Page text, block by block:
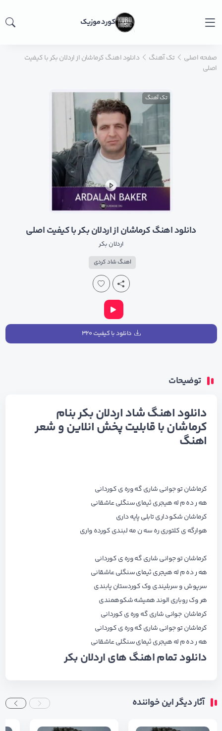
کورد موزیک
صفحه اصلی تک آهنگ
دانلود اهنگ کرماشان از اردلان بکر با کیفیت
اصلی
تک آهنگ
دانلود اهنگ کرماشان از اردلان بکر با کیفیت اصلی
اردلان بکر
اهنگ شاد کردی
دانلود با کیفیت ۳۲۰
توضیحات
دانلود اهنگ شاد اردلان بکر بنام
کرماشان با قابلیت پخش انلاین و شعر
اهنگ
کرماشان تو جوانی شاری گه وره ی کوردانی
هه ر ده م له هیجری ئیمای سنگلی عاشقانی
کرماشان شکو داری تابلی پایه داری
هوارگه ی کلتوری ره سه ن مه لبندی کورده واری
کرماشان تو جوانی شاری گه وره ی کوردانی
هه ر ده م له هیجری ئیمای سنگلی عاشقانی
سرپوش و سربلیندی وک کوردستان پابندی
هر وک روباری الوند همیشه شکوهمندی
کرماشان جوانی شاری گه وره ی کوردانی
کرماشان تو جوانی شاری گه وره ی کوردانی
هه ر ده م له هیجری ئیمای سنگلی عاشقانی
دانلود تمام اهنگ هایاردلان بکر
آثار دیگر این خواننده